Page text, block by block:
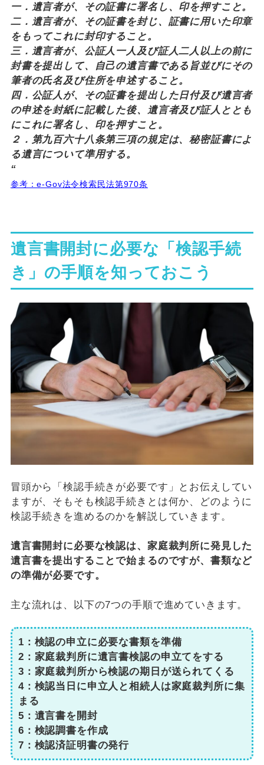
一．遺言者が、その証書に署名し、印を押すこと。
二．遺言者が、その証書を封じ、証書に用いた印章
をもってこれに封印すること。
三．遺言者が、公証人一人及び証人二人以上の前に
封書を提出して、自己の遺言書である旨並びにその
筆者の氏名及び住所を申述すること。
四．公証人が、その証書を提出した日付及び遺言者
の申述を封紙に記載した後、遺言者及び証人ととも
にこれに署名し、印を押すこと。
２．第九百六十八条第三項の規定は、秘密証書によ
る遺言について準用する。
“
参考：e-Gov法令検索民法第970条
遺言書開封に必要な「検認手続
き」の手順を知っておこう
冒頭から「検認手続きが必要です」とお伝えしてい
ますが、そもそも検認手続きとは何か、どのように
検認手続きを進めるのかを解説していきます。
遺言書開封に必要な検認は、家庭裁判所に発見した
遺言書を提出することで始まるのですが、書類など
の準備が必要です。
主な流れは、以下の7つの手順で進めていきます。
1：検認の申立に必要な書類を準備
2：家庭裁判所に遺言書検認の申立てをする
3：家庭裁判所から検認の期日が送られてくる
4：検認当日に申立人と相続人は家庭裁判所に集
まる
5：遺言書を開封
6：検認調書を作成
7：検認済証明書の発行